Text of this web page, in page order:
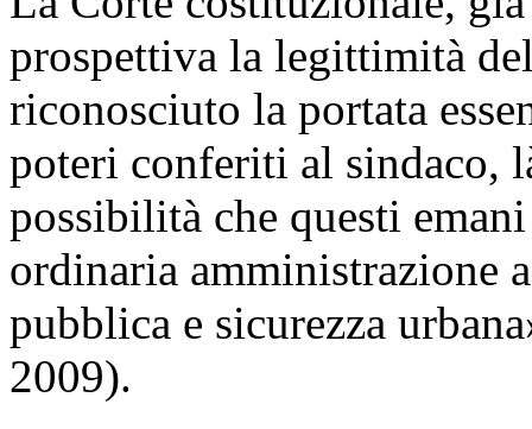
prospettiva la legittimità
riconosciuto la portata
poteri conferiti al sindaco,
possibilità che questi
ordinaria amministrazione
pubblica e sicurezza
2009).